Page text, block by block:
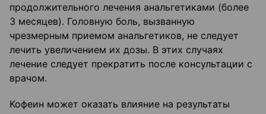
продолжительного лечения анальгетиками (более
3 месяцев). Головную боль, вызванную
чрезмерным приемом анальгетиков, не следует
лечить увеличением их дозы. В этих случаях
лечение следует прекратить после консультации с
врачом.
Кофеин может оказать влияние на результаты